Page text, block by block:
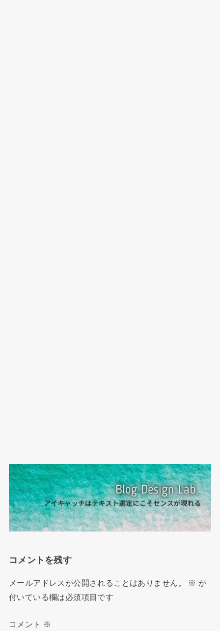
コメントを残す
メールアドレスが公開されることはありません。 ※ が
付いている欄は必須項目です
コメント ※